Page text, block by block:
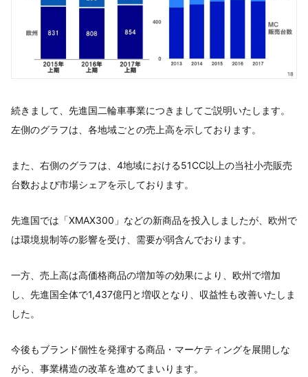
続きまして、先進国二輪車事業につきましてご説明いたします。
左側のグラフは、各地域ごとの売上高を示しております。
また、右側のグラフは、4地域における51CC以上の当社小売販売
台数および市場シェアを示しております。
先進国では「XMAX300」などの新商品を投入しましたが、欧州で
は環境規制等の影響を受け、需要が弱含んでおります。
一方、売上高は高価格商品の増加等の効果により、欧州で増加
し、先進国全体で1,437億円と増収となり、収益性も改善いたしま
した。
今後もブランド個性を発揮する商品・マーケティングを展開しな
がら、事業構造の改革を進めてまいります。